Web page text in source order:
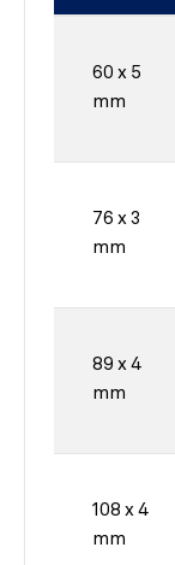
60 x 5
mm
76 x 3
mm
89 x 4
mm
108 x 4
mm